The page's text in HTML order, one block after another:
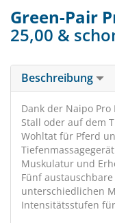
Green-Pair
25,00 &
Beschreibung
Dank der Naipo
Stall oder auf dem
Wohltat für Pferd
Muskulatur und
Fünf
unterschiedlichen
Intensitätsstufen